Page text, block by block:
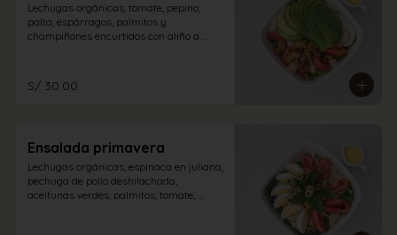
Lechugas orgánicas, tomate, pepino,
palta, espárragos, palmitos y
champiñones encurtidos con aliño a
S/ 30.00
Ensalada primavera
Lechugas orgánicas, espinaca en juliana,
pechuga de pollo deshilachada,
aceitunas verdes, palmitos, tomate,